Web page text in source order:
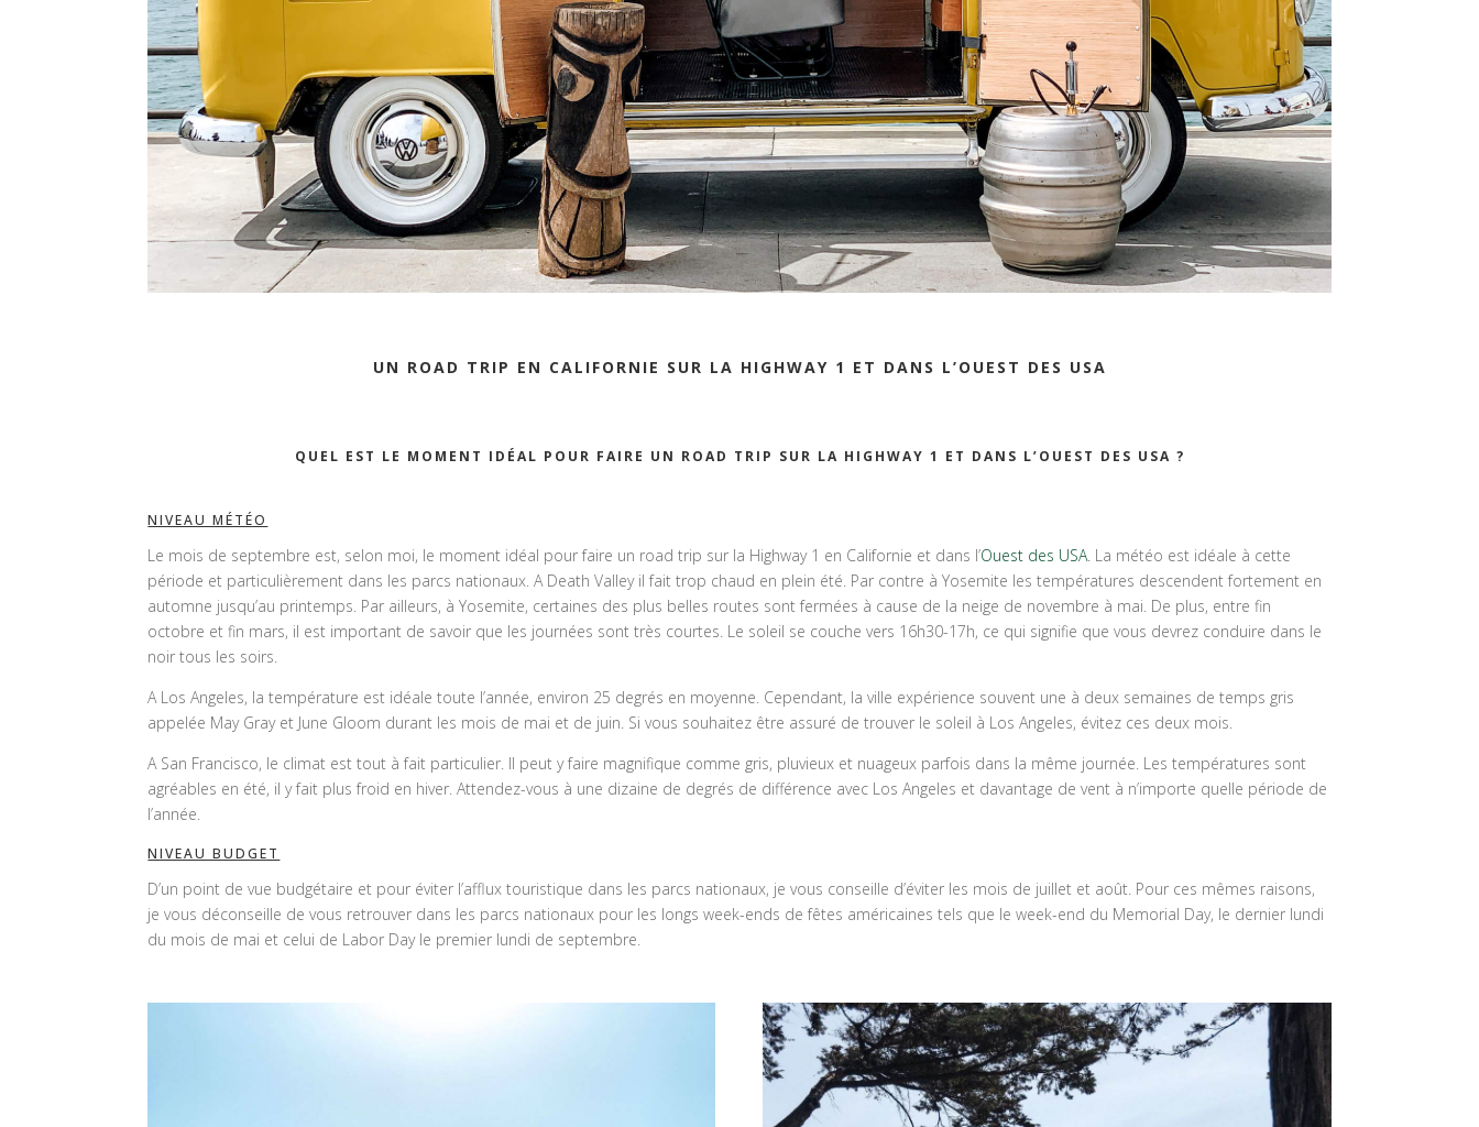
UN ROAD TRIP EN CALIFORNIE SUR LA HIGHWAY 1 ET DANS L’OUEST DES USA
QUEL EST LE MOMENT IDÉAL POUR FAIRE UN ROAD TRIP SUR LA HIGHWAY 1 ET DANS L’OUEST DES USA ?
NIVEAU MÉTÉO
Le mois de septembre est, selon moi, le moment idéal pour faire un road trip sur la Highway 1 en Californie et dans l’Ouest des USA . La météo est idéale à cette
période et particulièrement dans les parcs nationaux. A Death Valley il fait trop chaud en plein été. Par contre à Yosemite les températures descendent fortement en
automne jusqu’au printemps. Par ailleurs, à Yosemite, certaines des plus belles routes sont fermées à cause de la neige de novembre à mai. De plus, entre fin
octobre et fin mars, il est important de savoir que les journées sont très courtes. Le soleil se couche vers 16h30-17h, ce qui signifie que vous devrez conduire dans le
noir tous les soirs.
A Los Angeles, la température est idéale toute l’année, environ 25 degrés en moyenne. Cependant, la ville expérience souvent une à deux semaines de temps gris
appelée May Gray et June Gloom durant les mois de mai et de juin. Si vous souhaitez être assuré de trouver le soleil à Los Angeles, évitez ces deux mois.
A San Francisco, le climat est tout à fait particulier. Il peut y faire magnifique comme gris, pluvieux et nuageux parfois dans la même journée. Les températures sont
agréables en été, il y fait plus froid en hiver. Attendez-vous à une dizaine de degrés de différence avec Los Angeles et davantage de vent à n’importe quelle période de
l’année.
NIVEAU BUDGET
D’un point de vue budgétaire et pour éviter l’afflux touristique dans les parcs nationaux, je vous conseille d’éviter les mois de juillet et août. Pour ces mêmes raisons,
je vous déconseille de vous retrouver dans les parcs nationaux pour les longs week-ends de fêtes américaines tels que le week-end du Memorial Day, le dernier lundi
du mois de mai et celui de Labor Day le premier lundi de septembre.